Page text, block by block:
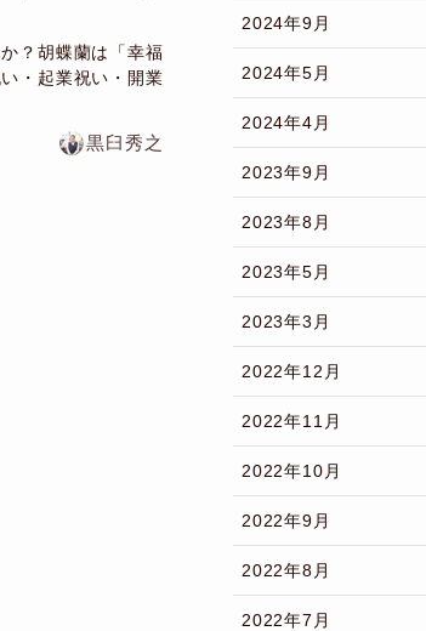
？胡蝶蘭は「幸福
・起業祝い・開業
黒臼秀之
2024年9月
2024年5月
2024年4月
2023年9月
2023年8月
2023年5月
2023年3月
2022年12月
2022年11月
2022年10月
2022年9月
2022年8月
2022年7月